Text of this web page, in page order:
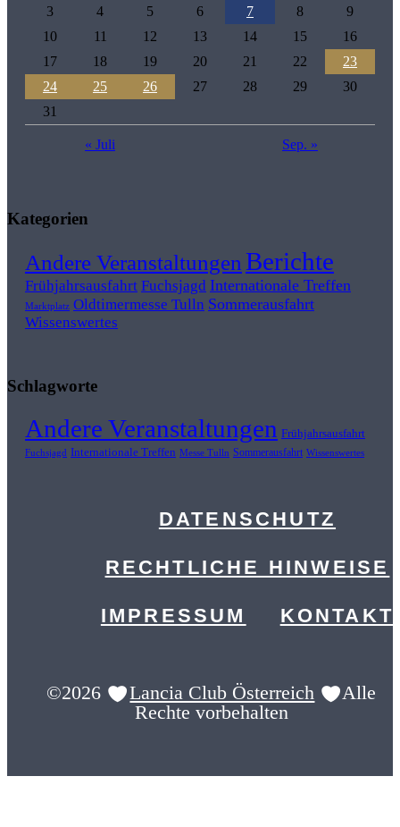
3
4 5 6 7 8
9
10
11 12 13 14 15
16
17
18 19 20 21 22
23
24
25 26 27 28 29
30
31
« Juli Sep. »
Kategorien
Andere Veranstaltungen Berichte
Frühjahrsausfahrt Fuchsjagd Internationale Treffen
Marktplatz Oldtimermesse Tulln Sommerausfahrt
Wissenswertes
Schlagworte
Andere Veranstaltungen Frühjahrsausfahrt
Fuchsjagd Internationale Treffen Messe Tulln Sommerausfahrt Wissenswertes
DATENSCHUTZ
RECHTLICHE HINWEISE
IMPRESSUM KONTAKT
©2026 Lancia Club Österreich
Alle
Rechte vorbehalten